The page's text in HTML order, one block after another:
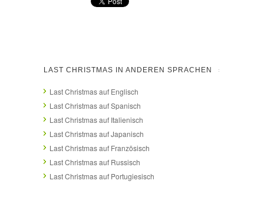
LAST CHRISTMAS IN ANDEREN SPRACHEN
Last Christmas auf Englisch
Last Christmas auf Spanisch
Last Christmas auf Italienisch
Last Christmas auf Japanisch
Last Christmas auf Französisch
Last Christmas auf Russisch
Last Christmas auf Portugiesisch